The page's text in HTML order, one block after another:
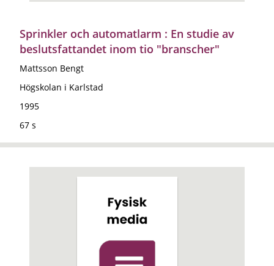
Sprinkler och automatlarm : En studie av
beslutsfattandet inom tio "branscher"
Mattsson Bengt
Högskolan i Karlstad
1995
67 s